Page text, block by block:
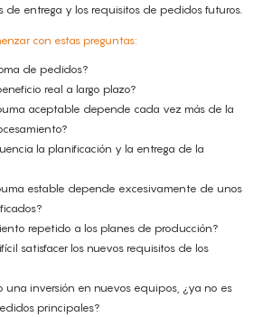
de entrega y los requisitos de pedidos futuros.
con estas preguntas:
de pedidos?
real a largo plazo?
aceptable depende cada vez más de la
la planificación y la entrega de la
estable depende excesivamente de unos
repetido a los planes de producción?
satisfacer los nuevos requisitos de los
una inversión en nuevos equipos, ¿ya no es
principales?